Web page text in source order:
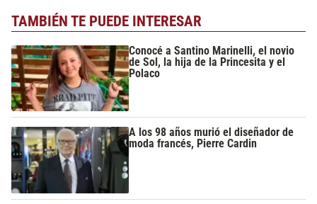
TAMBIÉN TE PUEDE INTERESAR
Conocé a Santino Marinelli, el novio
de Sol, la hija de la Princesita y el
Polaco
A los 98 años murió el diseñador de
moda francés, Pierre Cardin